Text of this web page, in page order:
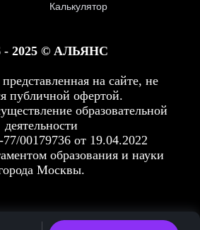
Калькулятор
- 2025 © АЛЬЯНС
на сайте, не
публичной офертой.
образовательной
деятельности
00179736 от 19.04.2022
образования и науки
Москвы.